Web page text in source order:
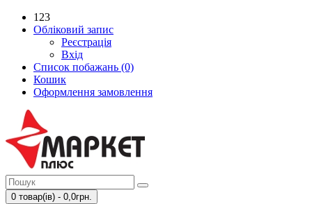
123
Обліковий запис
Реєстрація
Вхід
Список побажань (0)
Кошик
Оформлення замовлення
0 товар(ів) - 0,0грн.